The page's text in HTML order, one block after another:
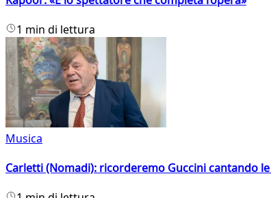
1 min di lettura
Musica
Carletti (Nomadi): ricorderemo Guccini cantando